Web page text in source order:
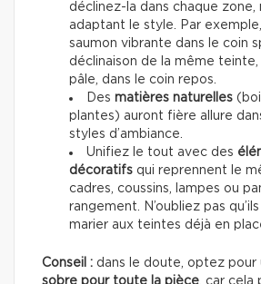
déclinez-la dans chaque zone,
adaptant le style. Par
saumon vibrante dans le coin
déclinaison de la même teinte,
pâle, dans le coin repos.
Des matières naturelles
plantes) auront fière allure
styles d’ambiance.
Unifiez le tout avec des
décoratifs qui reprennent le
cadres, coussins, lampes ou
rangement. N’oubliez pas
marier aux teintes déjà en
Conseil : dans le doute, optez pour